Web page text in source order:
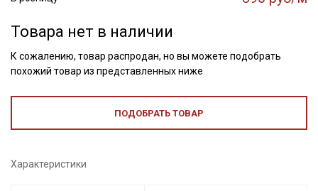
Товара нет в наличии
К сожалению, товар распродан, но вы можете подобрать
похожий товар из представленных ниже
ПОДОБРАТЬ ТОВАР
Характеристики